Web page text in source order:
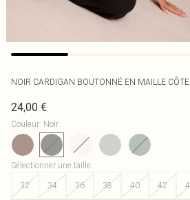
NOIR CARDIGAN BOUTONNÉ EN MAILLE
24,00 €
Couleur: Noir
Sélectionner une taille:
32
34 36 38 40 42